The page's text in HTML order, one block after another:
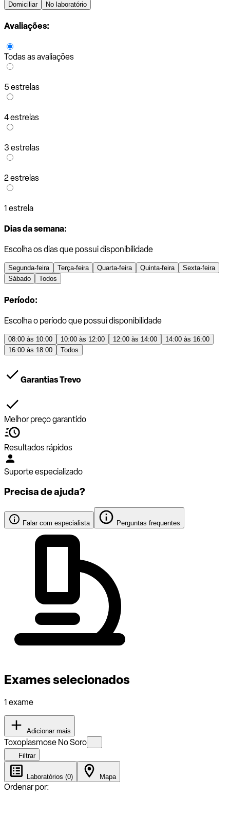
Domiciliar No laboratório
Avaliações:
Todas as avaliações
5 estrelas
4 estrelas
3 estrelas
2 estrelas
1 estrela
Dias da semana:
Escolha os dias que possui disponibilidade
Segunda-feira Terça-feira Quarta-feira Quinta-feira
Sexta-feira
Sábado
Todos
Período:
Escolha o período que possui disponibilidade
08:00 às 10:00 10:00 às 12:00 12:00 às 14:00
14:00 às 16:00
16:00 às 18:00
Todos
Garantias Trevo
Melhor preço garantido
Resultados rápidos
Suporte especializado
Precisa de ajuda?
Falar com especialista Perguntas frequentes
Exames selecionados
1 exame
Adicionar mais
Toxoplasmose No Soro
Filtrar
Laboratórios (0) Mapa
Ordenar por: